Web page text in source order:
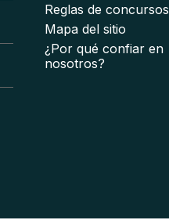
Reglas de concursos
Mapa del sitio
¿Por qué confiar en
nosotros?